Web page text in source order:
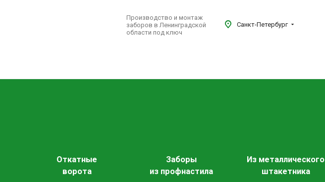
Производство и монтаж
заборов в Ленинградской
области под ключ
Санкт-Петербург
Откатные
ворота
Заборы
из профнастила
Из металлического
штакетника